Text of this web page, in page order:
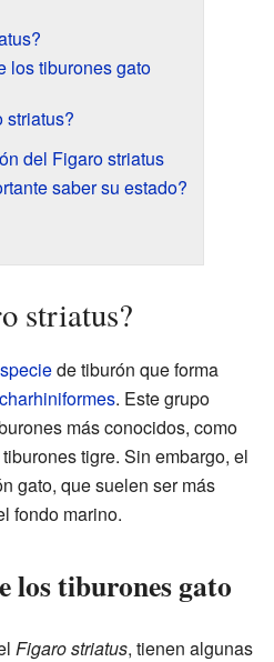
los tiburones gato
striatus?
del Figaro striatus
saber su estado?
striatus?
de tiburón que forma
. Este grupo
más conocidos, como
tigre. Sin embargo, el
gato, que suelen ser más
fondo marino.
los tiburones gato
Figaro striatus, tienen algunas